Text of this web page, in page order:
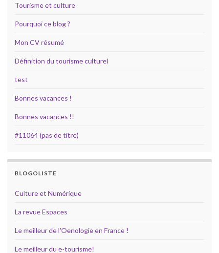
Tourisme et culture
Pourquoi ce blog ?
Mon CV résumé
Définition du tourisme culturel
test
Bonnes vacances !
Bonnes vacances !!
#11064 (pas de titre)
BLOGOLISTE
Culture et Numérique
La revue Espaces
Le meilleur de l'Oenologie en France !
Le meilleur du e-tourisme!